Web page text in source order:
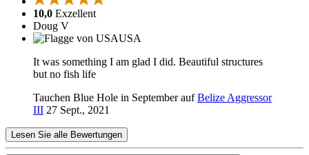
10,0 Exzellent
Doug V
USA
It was something I am glad I did. Beautiful structures
but no fish life
Tauchen Blue Hole in September aufBelize Aggressor
III 27 Sept., 2021
Lesen Sie alle Bewertungen